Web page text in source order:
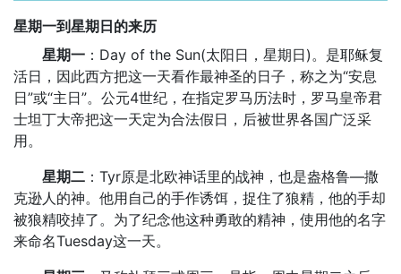
星期一到星期日的来历
星期一 ：Day of the Sun(太阳日，星期日)。是耶稣复
活日，因此西方把这一天看作最神圣的日子，称之为“安息
日”或“主日”。公元4世纪，在指定罗马历法时，罗马皇帝君
士坦丁大帝把这一天定为合法假日，后被世界各国广泛采
用。
星期二 ：Tyr原是北欧神话里的战神，也是盎格鲁—撒
克逊人的神。他用自己的手作诱饵，捉住了狼精，他的手却
被狼精咬掉了。为了纪念他这种勇敢的精神，使用他的名字
来命名Tuesday这一天。